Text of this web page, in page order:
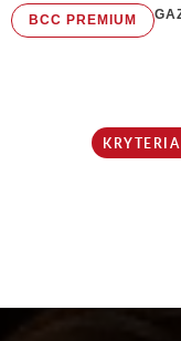
BCC PREMIUM